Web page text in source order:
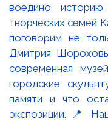
воедино
творческих семей
поговорим не
Дмитрия
современная
городские
памяти и что
экспозиции. 📍